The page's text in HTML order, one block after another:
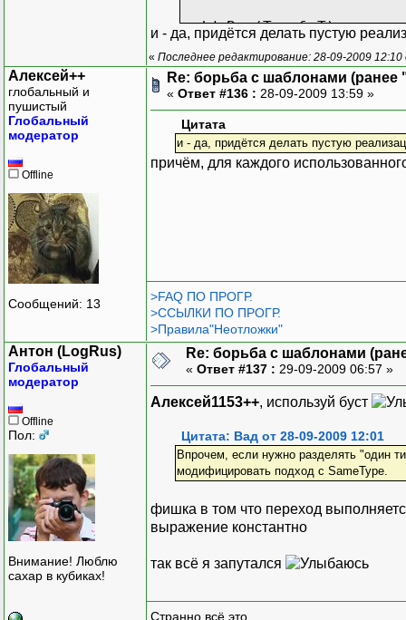
void Boo(Type& T)
{
Foo(T,
}
и - да, придётся делать пустую
« Последнее редактирование: 28-09-2009
Алексей++
глобальный и
пушистый
Глобальный
модератор
Offline
Сообщений: 13
Re: борьба с шаблонами (ранее
« Ответ #136 : 28-09-2009 13:59 »
Цитата
и - да, придётся делать пустую
причём, для каждого
>FAQ ПО ПРОГР.
>ССЫЛКИ ПО ПРОГР.
>Правила"Неотложки"
Антон (LogRus)
Глобальный
модератор
Offline
Пол:
Внимание! Люблю
сахар в кубиках!
Re: борьба с шаблонами
« Ответ #137 : 29-09-2009 06:57 »
Алексей1153++, используй буст
Цитата: Вад от 28-09-2009 12:01
Впрочем, если нужно разделять "один
модифицировать подход с SameType.
фишка в том что переход
выражение константно
так всё я запутался
Странно всё это....